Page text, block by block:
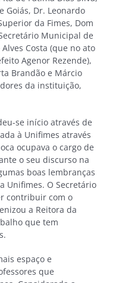
Goiás, Dr. Leonardo
da Fimes, Dom
Municipal de
Costa (que no ato
Agenor Rezende),
Brandão e Márcio
da instituição,
se início através de
à Unifimes através
ocupava o cargo de
o seu discurso na
boas lembranças
Unifimes. O Secretário
contribuir com o
a Reitora da
que tem
espaço e
que